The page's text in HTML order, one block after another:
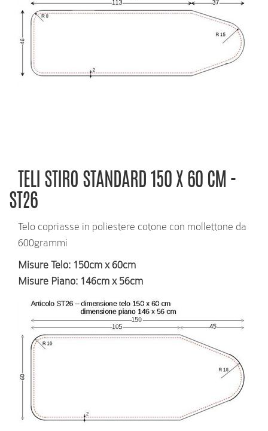
TELI STIRO STANDARD 150 X 60 CM -
ST26
Telo copriasse in poliestere cotone con mollettone da
600grammi
Misure Telo: 150cm x 60cm
Misure Piano: 146cm x 56cm